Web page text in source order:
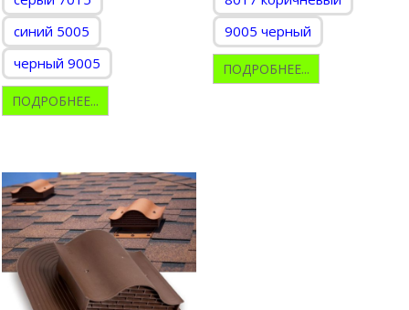
синий 5005
черный 9005
ПОДРОБНЕЕ...
9005 черный
ПОДРОБНЕЕ...